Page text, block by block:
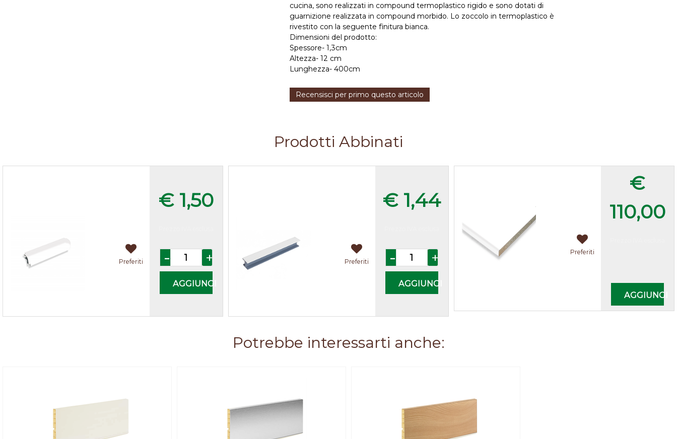
cucina, sono realizzati in compound termoplastico rigido e sono dotati di
guarnizione realizzata in compound morbido. Lo zoccolo in termoplastico è
rivestito con la seguente finitura bianca.
Dimensioni del prodotto:
Spessore- 1,3cm
Altezza- 12 cm
Lunghezza- 400cm
Recensisci per primo questo articolo
Prodotti Abbinati
Preferiti
€ 1,50
Quantità
AGGIUNGI
Preferiti
€ 1,44
Quantità
AGGIUNGI
Preferiti
€
110,00
AGGIUNGI
Potrebbe interessarti anche: